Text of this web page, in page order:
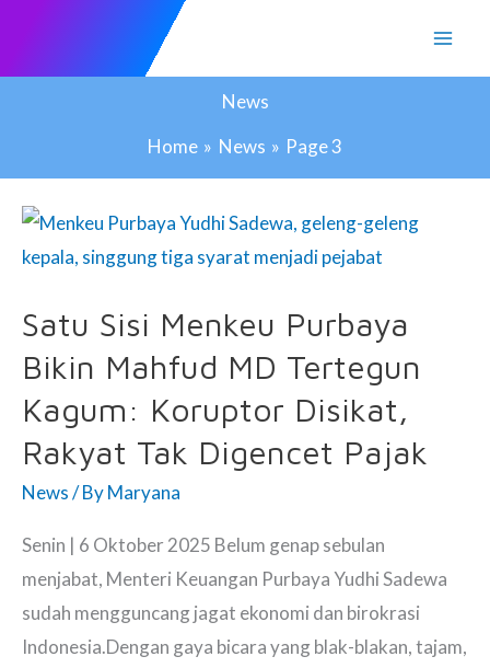
content
News
Home
News Page 3
Satu Sisi Menkeu Purbaya
Bikin Mahfud MD Tertegun
Kagum: Koruptor Disikat,
Rakyat Tak Digencet Pajak
News/ ByMaryana
Senin | 6 Oktober 2025 Belum genap sebulan
menjabat, Menteri Keuangan Purbaya Yudhi Sadewa
sudah mengguncang jagat ekonomi dan birokrasi
Indonesia.Dengan gaya bicara yang blak-blakan, tajam,